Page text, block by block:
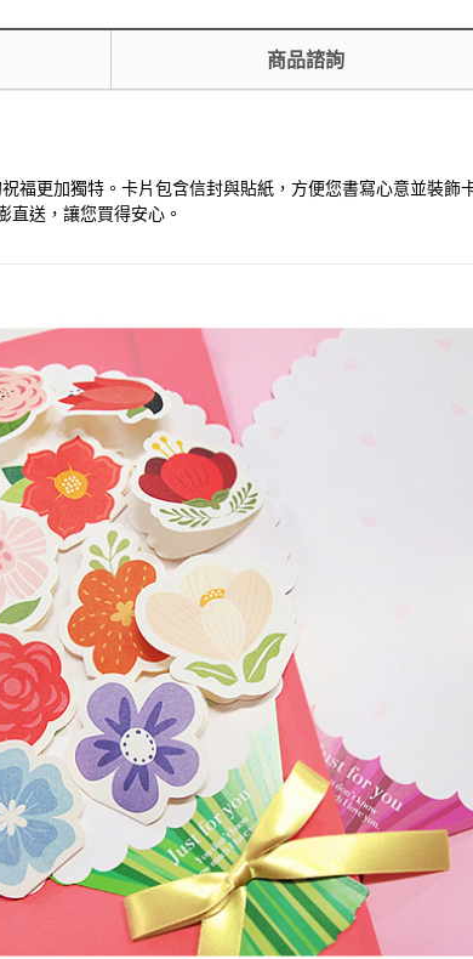
商品諮詢
更加獨特。卡片包含信封與貼紙，方便您書寫心意並裝
直送，讓您買得安心。